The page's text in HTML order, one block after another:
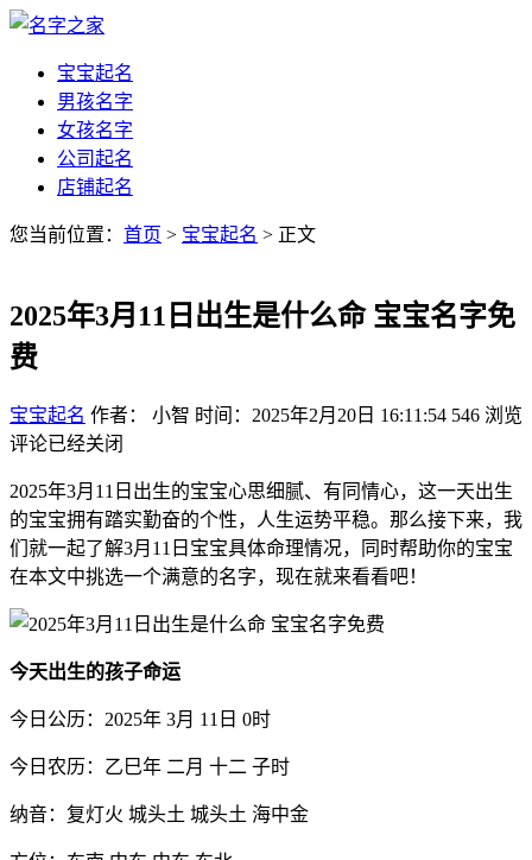
宝宝起名
男孩名字
女孩名字
公司起名
店铺起名
您当前位置： 首页 > 宝宝起名 > 正文
2025年3月11日出生是什么命 宝宝名字免
费
宝宝起名 作者： 小智 时间：2025年2月20日 16:11:54 546 浏览
评论已经关闭
2025年3月11日出生的宝宝心思细腻、有同情心，这一天出生
的宝宝拥有踏实勤奋的个性，人生运势平稳。那么接下来，我
们就一起了解3月11日宝宝具体命理情况，同时帮助你的宝宝
在本文中挑选一个满意的名字，现在就来看看吧！
今天出生的孩子命运
今日公历：2025年 3月 11日 0时
今日农历：乙巳年 二月 十二 子时
纳音：复灯火 城头土 城头土 海中金